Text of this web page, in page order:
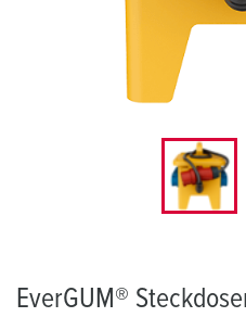
EverGUM®